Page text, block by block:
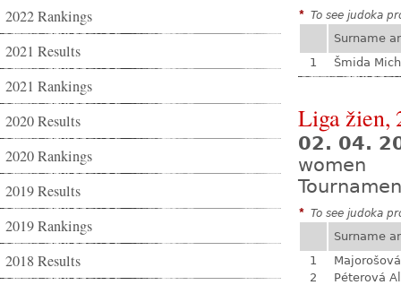
2022 Rankings
2021 Results
2021 Rankings
2020 Results
2020 Rankings
2019 Results
2019 Rankings
2018 Results
* To see judoka
Surname
1
Šmida
Liga žien,
02. 04.
women
* To see judoka
Surname
1
2
Péterová